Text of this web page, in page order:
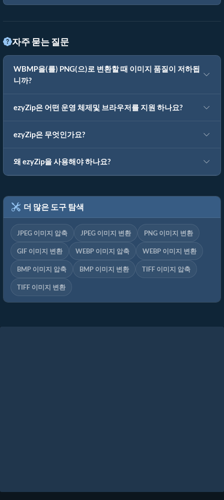
자주 묻는 질문
WBMP을(를) PNG(으)로 변환할 때 이미지 품질이 저하됩
니까?
ezyZip은 어떤 운영 체제및 브라우저를 지원 하나요?
ezyZip은 무엇인가요?
왜 ezyZip을 사용해야 하나요?
더 많은 도구 탐색
JPEG 이미지 압축 JPEG 이미지 변환 PNG 이미지 변환
GIF 이미지 변환 WEBP 이미지 압축 WEBP 이미지 변환
BMP 이미지 압축 BMP 이미지 변환 TIFF 이미지 압축
TIFF 이미지 변환